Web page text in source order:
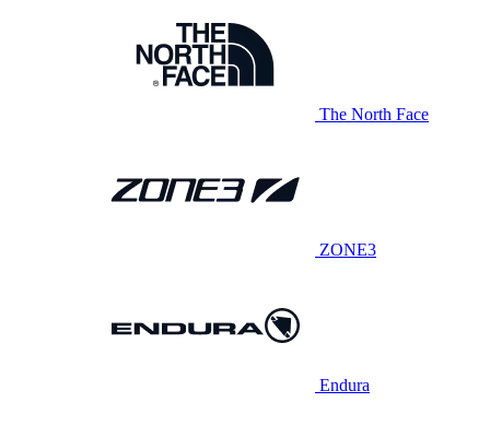
The North Face
ZONE3
Endura